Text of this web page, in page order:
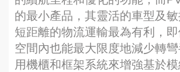
的最小產品，其靈活的車型及
短距離的物流運輸最為有利，
空間內也能最大限度地減少轉彎
用機櫃和框架系統來增強基於